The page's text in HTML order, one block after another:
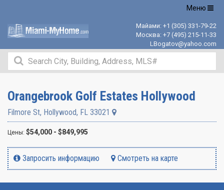
Открыть
Меню
Майами: +1 (305) 331-79-22
Москва: +7 (495) 215-11-33
LBogatov@yahoo.com
Orangebrook Golf Estates Hollywood
Filmore St, Hollywood, FL 33021
Цены: $54,000 - $849,995
Запросить информацию Смотреть на карте